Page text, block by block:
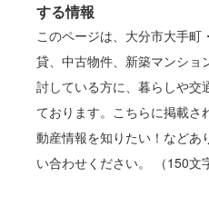
する情報
このページは、大分市大手
貸、中古物件、新築マンショ
討している方に、暮らしや交
ております。こちらに掲載さ
動産情報を知りたい！などあ
い合わせください。 （150文